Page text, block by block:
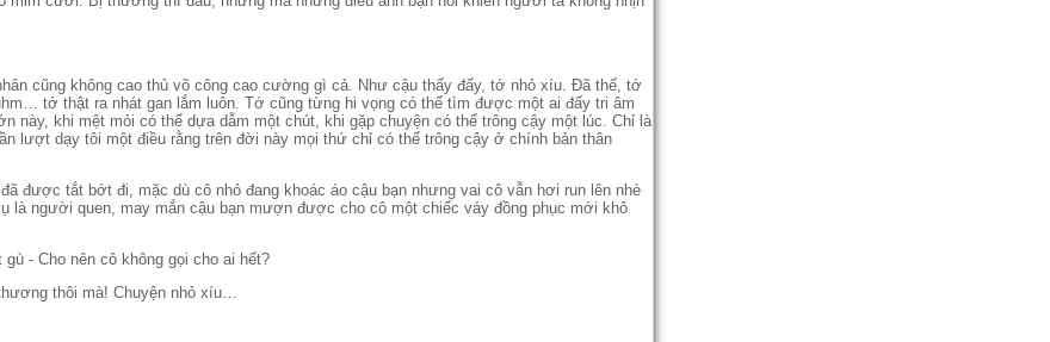
cũng không cao thủ võ công cao cường gì cả. Như cậu thấy đấy, tớ nhỏ xíu. Đã thế, tớ
tớ thật ra nhát gan lắm luôn. Tớ cũng từng hi vọng có thể tìm được một ai đấy tri âm
này, khi mệt mỏi có thể dựa dẫm một chút, khi gặp chuyện có thể trông cậy một lúc. Chỉ là
lượt dạy tôi một điều rằng trên đời này mọi thứ chỉ có thể trông cậy ở chính bản thân
được tắt bớt đi, mặc dù cô nhỏ đang khoác áo cậu bạn nhưng vai cô vẫn hơi run lên nhè
là người quen, may mắn cậu bạn mượn được cho cô một chiếc váy đồng phục mới khô
- Cho nên cô không gọi cho ai hết?
thôi mà! Chuyện nhỏ xíu…